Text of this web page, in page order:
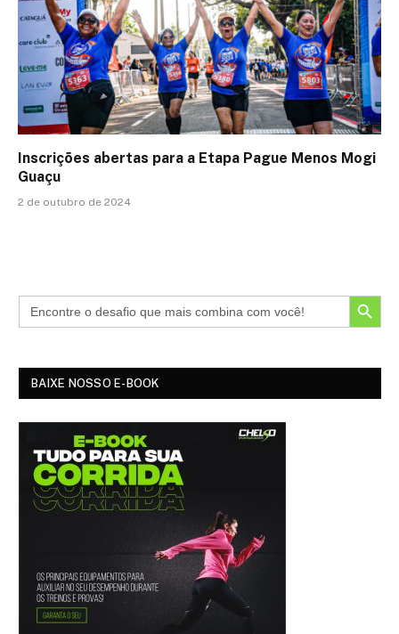
Inscrições abertas para a Etapa Pague Menos Mogi
Guaçu
2 de outubro de 2024
SEARCH BUTTON
BAIXE NOSSO E-BOOK